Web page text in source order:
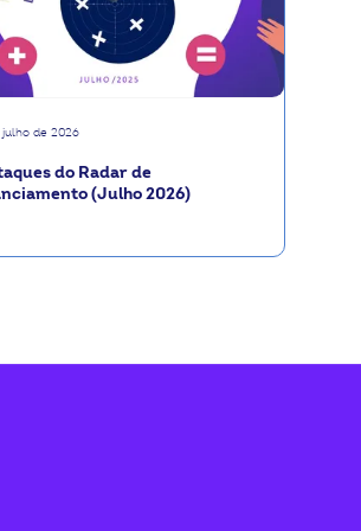
julho de 2026
do Radar de
(Julho 2026)